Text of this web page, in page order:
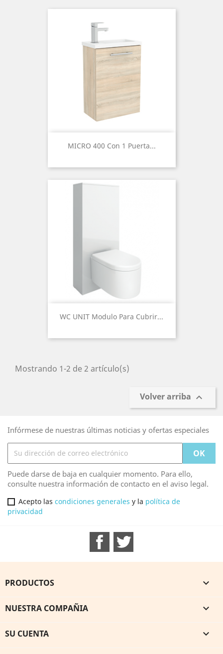
MICRO 400 Con 1 Puerta...
WC UNIT Modulo Para Cubrir...
Mostrando 1-2 de 2 artículo(s)
Volver arriba 
Infórmese de nuestras últimas noticias y ofertas especiales
Puede darse de baja en cualquier momento. Para ello,
consulte nuestra información de contacto en el aviso legal.
Acepto las condiciones generales y la política de
privacidad
Facebook
PRODUCTOS 
NUESTRA COMPAÑIA 
SU CUENTA 